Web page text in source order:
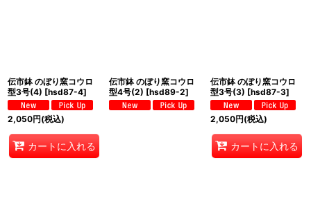
伝市鉢 のぼり窯コウロ
型3号(4) [hsd87-4]
2,050円(税込)
カートに入れる
伝市鉢 のぼり窯コウロ
型4号(2) [hsd89-2]
伝市鉢 のぼり窯コウロ
型3号(3) [hsd87-3]
2,050円(税込)
カートに入れる